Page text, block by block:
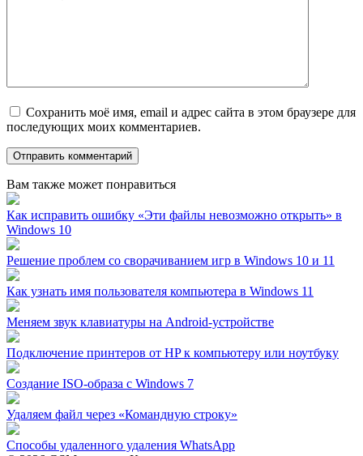
Сохранить моё имя, email и адрес сайта в этом браузере для
последующих моих комментариев.
Вам также может понравиться
Как исправить ошибку «Эти файлы невозможно открыть» в
Windows 10
Решение проблем со сворачиванием игр в Windows 10 и 11
Как узнать имя пользователя компьютера в Windows 11
Меняем звук клавиатуры на Android-устройстве
Подключение принтеров от HP к компьютеру или ноутбуку
Создание ISO-образа с Windows 7
Удаляем файл через «Командную строку»
Способы удаленного удаления WhatsApp